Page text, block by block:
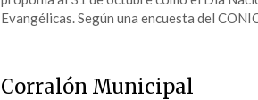
Evangélicas. Según una encuesta del
Corralón Municipal